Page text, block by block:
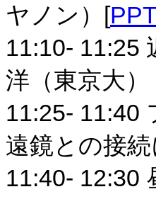
ヤノン）[PPT
11:10- 11:25
洋（東京大）
11:25- 11:40
遠鏡との接
11:40- 12:30